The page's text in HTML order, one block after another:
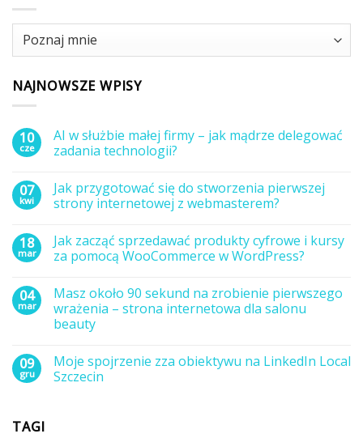
Kategorie
NAJNOWSZE WPISY
10
cze
AI w służbie małej firmy – jak mądrze delegować
zadania technologii?
do
AI
w
firmy
–
jak
zadania
technologii?
07
kwi
Jak przygotować się do stworzenia pierwszej
strony internetowej z webmasterem?
do
Jak
przygotować
stworzenia
pierwszej
strony
internetowej
18
mar
Jak zacząć sprzedawać produkty cyfrowe i kursy
za pomocą WooCommerce w WordPress?
do
Jak
zacząć
sprzedawać
produkty
kursy
za
04
mar
Masz około 90 sekund na zrobienie pierwszego
wrażenia – strona internetowa dla salonu
beauty
do
Masz
około
09
gru
Moje spojrzenie zza obiektywu na LinkedIn Local
Szczecin
TAGI